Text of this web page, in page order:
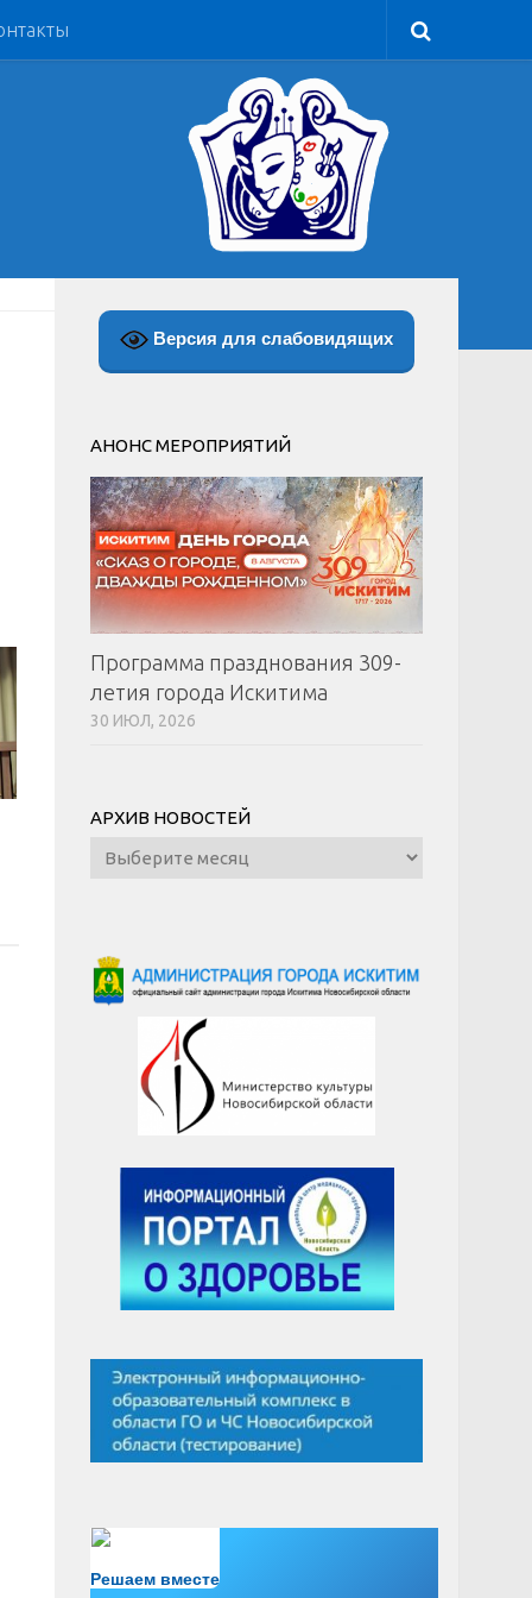
Версия для слабовидящих
АНОНС МЕРОПРИЯТИЙ
Программа празднования 309-
летия города Искитима
30 ИЮЛ, 2026
АРХИВ НОВОСТЕЙ
Архив
новостей
Решаем вместе